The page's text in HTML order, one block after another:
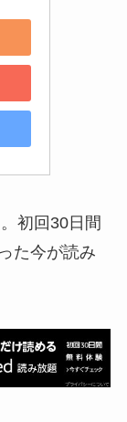
初回30日間
た今が読み